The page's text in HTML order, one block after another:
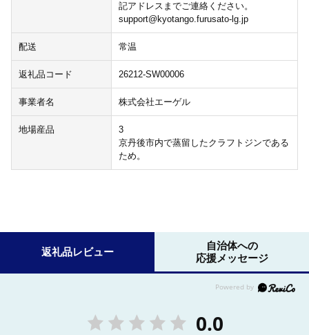
記アドレスまでご連絡ください。
support@kyotango.furusato-lg.jp
配送 常温
返礼品コード 26212-SW00006
事業者名 株式会社エーゲル
地場産品
3
京丹後市内で蒸留したクラフトジンである
ため。
返礼品レビュー
自治体への
応援メッセージ
0.0